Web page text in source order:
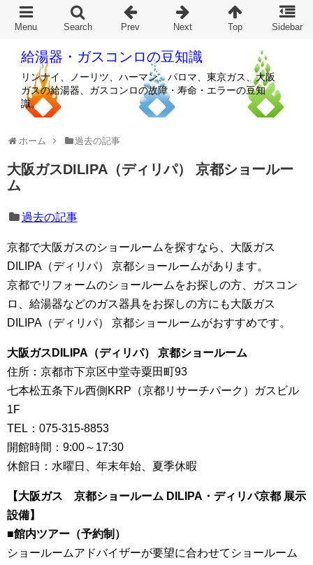
給湯器・ガスコンロの豆知識
リンナイ、ノーリツ、ハーマン、パロマ、東京ガス、大阪
ガスの給湯器、ガスコンロの故障・寿命・エラーの豆知
識。
ホーム 過去の記事
大阪ガスDILIPA（ディリパ） 京都ショールー
ム
過去の記事
京都で大阪ガスのショールームを探すなら、大阪ガス
DILIPA（ディリパ） 京都ショールームがあります。
京都でリフォームのショールームをお探しの方、ガスコン
ロ、給湯器などのガス器具をお探しの方にも大阪ガス
DILIPA（ディリパ） 京都ショールームがおすすめです。
大阪ガスDILIPA（ディリパ） 京都ショールーム
住所：京都市下京区中堂寺粟田町93
七本松五条下ル西側KRP（京都リサーチパーク）ガスビル
1F
TEL：075-315-8853
開館時間：9:00～17:30
休館日：水曜日、年末年始、夏季休暇
【大阪ガス 京都ショールーム DILIPA・ディリパ京都 展示
設備】
■館内ツアー（予約制）
ショールームアドバイザーが要望に合わせてショールーム